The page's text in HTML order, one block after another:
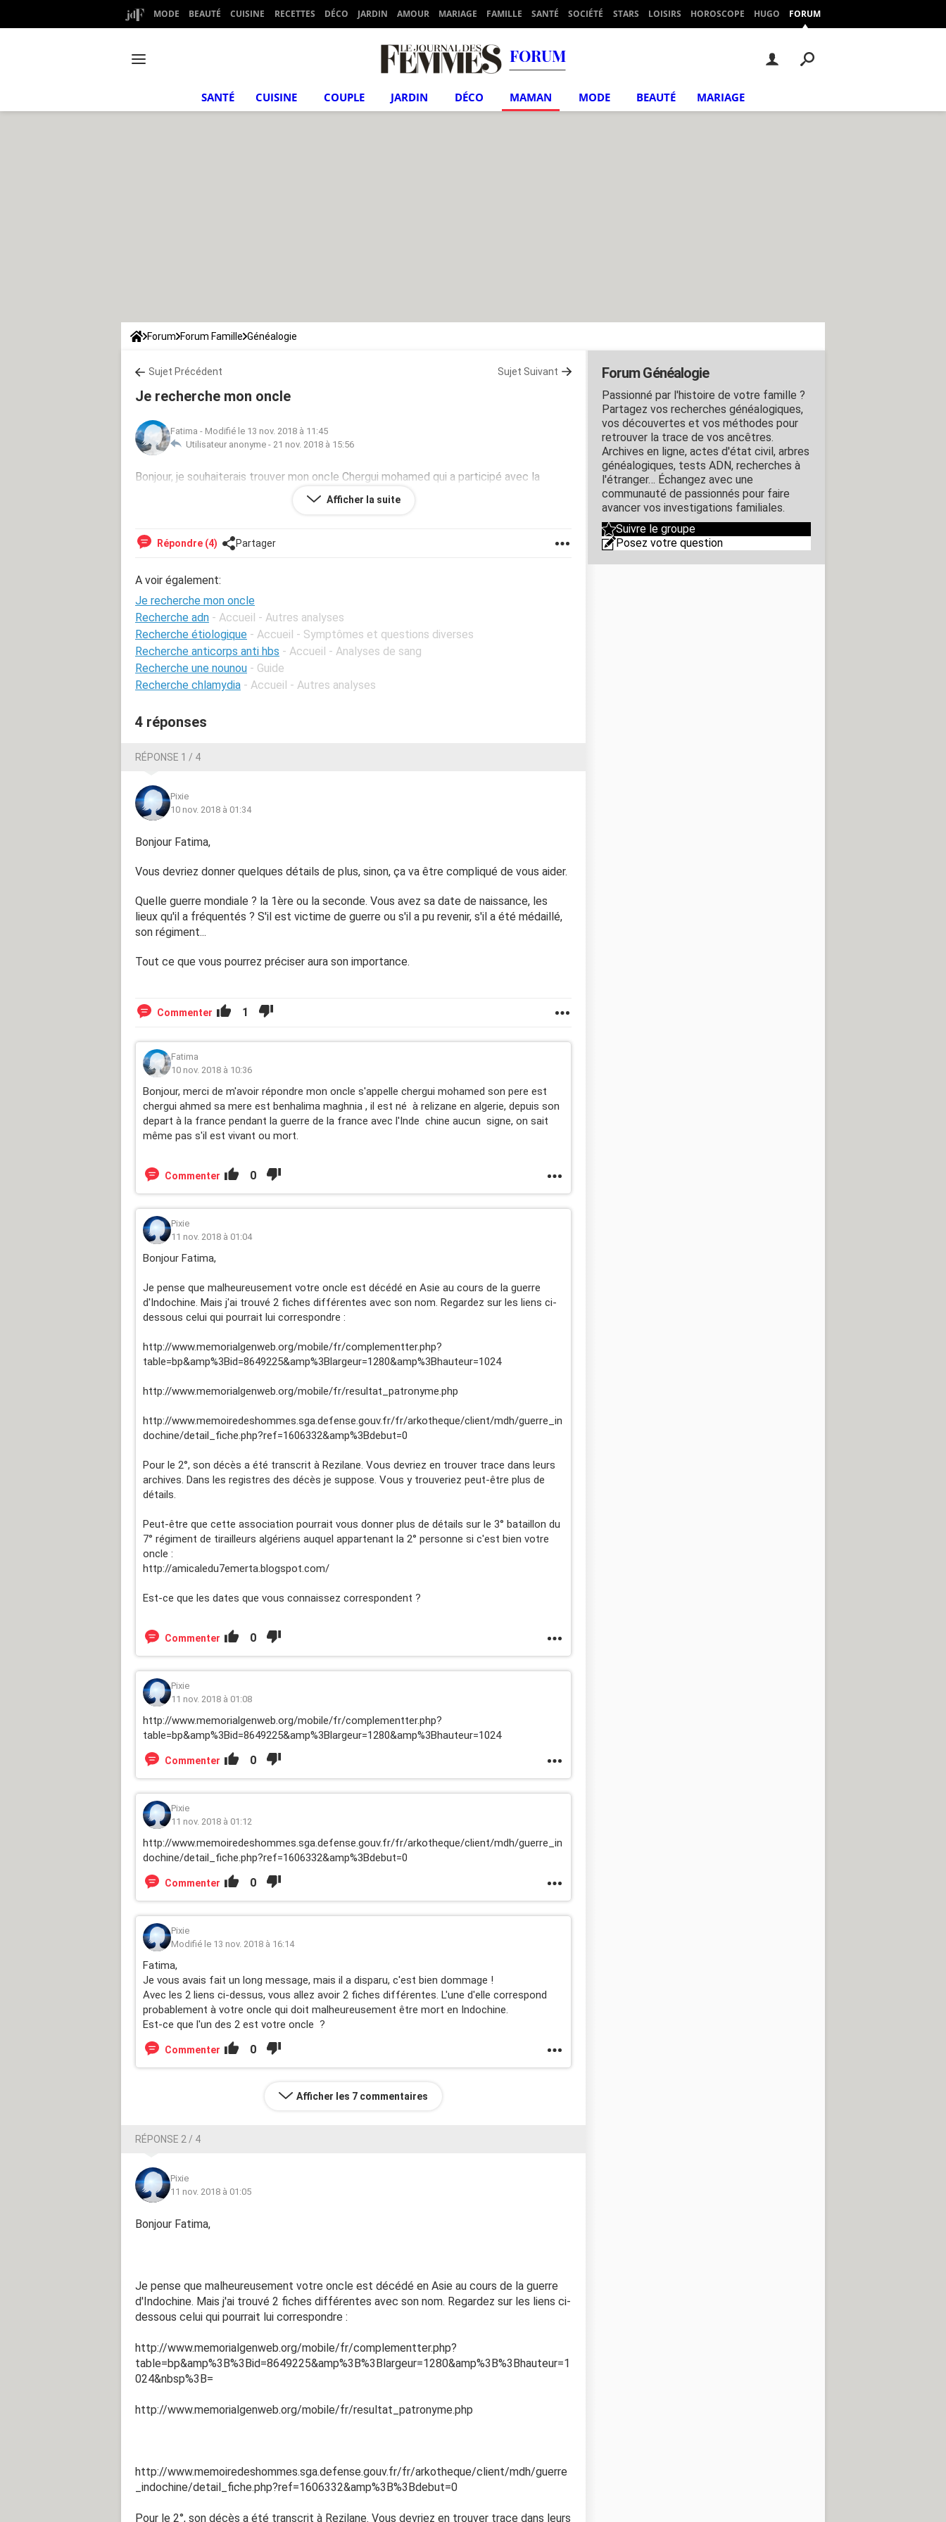
MODE BEAUTÉ CUISINE RECETTES DÉCO JARDIN AMOUR MARIAGE FAMILLE SANTÉ SOCIÉTÉ STARS LOISIRS HOROSCOPE HUGO FORUM
FORUM
SANTÉ CUISINE COUPLE JARDIN DÉCO MAMAN MODE BEAUTÉ MARIAGE
Forum Forum Famille Généalogie
Sujet Précédent Sujet Suivant
Je recherche mon oncle
Fatima - Modifié le 13 nov. 2018 à 11:45
Utilisateur anonyme - 21 nov. 2018 à 15:56
Bonjour, je souhaiterais trouver mon oncle Chergui mohamed qui a participé avec la
Afficher la suite
Répondre (4) Partager
A voir également:
Je recherche mon oncle
Recherche adn - Accueil - Autres analyses
Recherche étiologique - Accueil - Symptômes et questions diverses
Recherche anticorps anti hbs - Accueil - Analyses de sang
Recherche une nounou - Guide
Recherche chlamydia - Accueil - Autres analyses
4 réponses
RÉPONSE 1 / 4
Pixie
10 nov. 2018 à 01:34
Bonjour Fatima,
Vous devriez donner quelques détails de plus, sinon, ça va être compliqué de vous aider.
Quelle guerre mondiale ? la 1ère ou la seconde. Vous avez sa date de naissance, les
lieux qu'il a fréquentés ? S'il est victime de guerre ou s'il a pu revenir, s'il a été médaillé,
son régiment...
Tout ce que vous pourrez préciser aura son importance.
Commenter 1
Fatima
10 nov. 2018 à 10:36
Bonjour, merci de m'avoir répondre mon oncle s'appelle chergui mohamed son pere est
chergui ahmed sa mere est benhalima maghnia , il est né à relizane en algerie, depuis son
depart à la france pendant la guerre de la france avec l'Inde chine aucun signe, on sait
même pas s'il est vivant ou mort.
Commenter 0
Pixie
11 nov. 2018 à 01:04
Bonjour Fatima,
Je pense que malheureusement votre oncle est décédé en Asie au cours de la guerre
d'Indochine. Mais j'ai trouvé 2 fiches différentes avec son nom. Regardez sur les liens ci-
dessous celui qui pourrait lui correspondre :
http://www.memorialgenweb.org/mobile/fr/complementter.php?
table=bp&amp%3Bid=8649225&amp%3Blargeur=1280&amp%3Bhauteur=1024
http://www.memorialgenweb.org/mobile/fr/resultat_patronyme.php
http://www.memoiredeshommes.sga.defense.gouv.fr/fr/arkotheque/client/mdh/guerre_in
dochine/detail_fiche.php?ref=1606332&amp%3Bdebut=0
Pour le 2°, son décès a été transcrit à Rezilane. Vous devriez en trouver trace dans leurs
archives. Dans les registres des décès je suppose. Vous y trouveriez peut-être plus de
détails.
Peut-être que cette association pourrait vous donner plus de détails sur le 3° bataillon du
7° régiment de tirailleurs algériens auquel appartenant la 2° personne si c'est bien votre
oncle :
http://amicaledu7emerta.blogspot.com/
Est-ce que les dates que vous connaissez correspondent ?
Commenter 0
Pixie
11 nov. 2018 à 01:08
http://www.memorialgenweb.org/mobile/fr/complementter.php?
table=bp&amp%3Bid=8649225&amp%3Blargeur=1280&amp%3Bhauteur=1024
Commenter 0
Pixie
11 nov. 2018 à 01:12
http://www.memoiredeshommes.sga.defense.gouv.fr/fr/arkotheque/client/mdh/guerre_in
dochine/detail_fiche.php?ref=1606332&amp%3Bdebut=0
Commenter 0
Pixie
Modifié le 13 nov. 2018 à 16:14
Fatima,
Je vous avais fait un long message, mais il a disparu, c'est bien dommage !
Avec les 2 liens ci-dessus, vous allez avoir 2 fiches différentes. L'une d'elle correspond
probablement à votre oncle qui doit malheureusement être mort en Indochine.
Est-ce que l'un des 2 est votre oncle ?
Commenter 0
Afficher les 7 commentaires
RÉPONSE 2 / 4
Pixie
11 nov. 2018 à 01:05
Bonjour Fatima,
Je pense que malheureusement votre oncle est décédé en Asie au cours de la guerre
d'Indochine. Mais j'ai trouvé 2 fiches différentes avec son nom. Regardez sur les liens ci-
dessous celui qui pourrait lui correspondre :
http://www.memorialgenweb.org/mobile/fr/complementter.php?
table=bp&amp%3B%3Bid=8649225&amp%3B%3Blargeur=1280&amp%3B%3Bhauteur=1
024&nbsp%3B=
http://www.memorialgenweb.org/mobile/fr/resultat_patronyme.php
http://www.memoiredeshommes.sga.defense.gouv.fr/fr/arkotheque/client/mdh/guerre
_indochine/detail_fiche.php?ref=1606332&amp%3B%3Bdebut=0
Pour le 2°, son décès a été transcrit à Rezilane. Vous devriez en trouver trace dans leurs
Forum Généalogie
Passionné par l'histoire de votre famille ?
Partagez vos recherches généalogiques,
vos découvertes et vos méthodes pour
retrouver la trace de vos ancêtres.
Archives en ligne, actes d'état civil, arbres
généalogiques, tests ADN, recherches à
l'étranger… Échangez avec une
communauté de passionnés pour faire
avancer vos investigations familiales.
Suivre le groupe
Posez votre question